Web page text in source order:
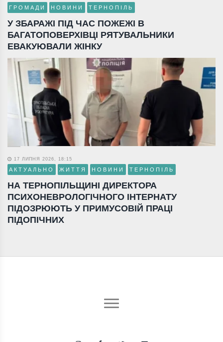
ГРОМАДИ НОВИНИ ТЕРНОПІЛЬ
У ЗБАРАЖІ ПІД ЧАС ПОЖЕЖІ В
БАГАТОПОВЕРХІВЦІ РЯТУВАЛЬНИКИ
ЕВАКУЮВАЛИ ЖІНКУ
17 ЛИПНЯ 2026, 18:15
АКТУАЛЬНО ЖИТТЯ НОВИНИ ТЕРНОПІЛЬ
НА ТЕРНОПІЛЬЩИНІ ДИРЕКТОРА
ПСИХОНЕВРОЛОГІЧНОГО ІНТЕРНАТУ
ПІДОЗРЮЮТЬ У ПРИМУСОВІЙ ПРАЦІ
ПІДОПІЧНИХ